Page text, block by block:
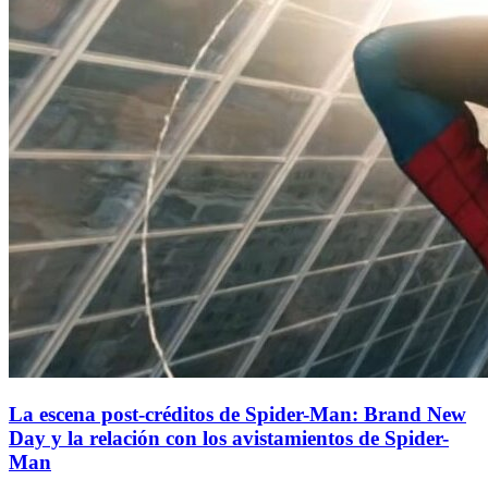
La escena post-créditos de Spider-Man: Brand New
Day y la relación con los avistamientos de Spider-
Man